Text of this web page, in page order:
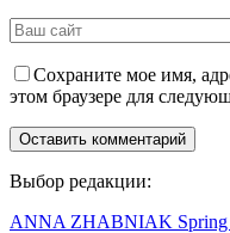
Сохраните мое имя,
этом браузере для
Выбор редакции:
ANNA ZHABNIAK Spring